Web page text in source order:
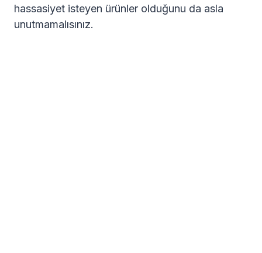
hassasiyet isteyen ürünler olduğunu da asla
unutmamalısınız.